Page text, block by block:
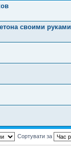
своими руками
Сортувати за